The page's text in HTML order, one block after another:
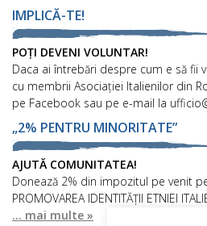
IMPLICĂ-TE!
POȚI DEVENI VOLUNTAR!
Daca ai întrebări despre cum e să fii
cu membrii Asociației Italienilor din
pe Facebook sau pe e-mail la
„2% PENTRU MINORITATE”
AJUTĂ COMUNITATEA!
Donează 2% din impozitul pe venit
PROMOVAREA IDENTITĂȚII ETNIEI
... mai multe »